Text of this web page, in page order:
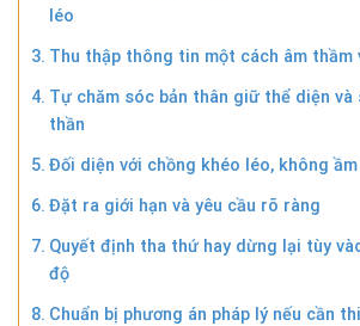
léo
Thu thập thông tin một cách âm thầm
Tự chăm sóc bản thân giữ thể diện và
thần
Đối diện với chồng khéo léo, không
Đặt ra giới hạn và yêu cầu rõ ràng
Quyết định tha thứ hay dừng lại tùy
độ
Chuẩn bị phương án pháp lý nếu cần